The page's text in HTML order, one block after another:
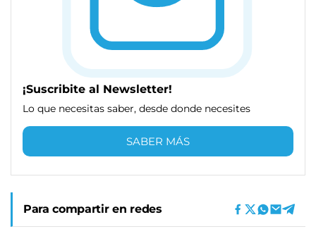
¡Suscribite al Newsletter!
Lo que necesitas saber, desde donde necesites
SABER MÁS
Para compartir en redes